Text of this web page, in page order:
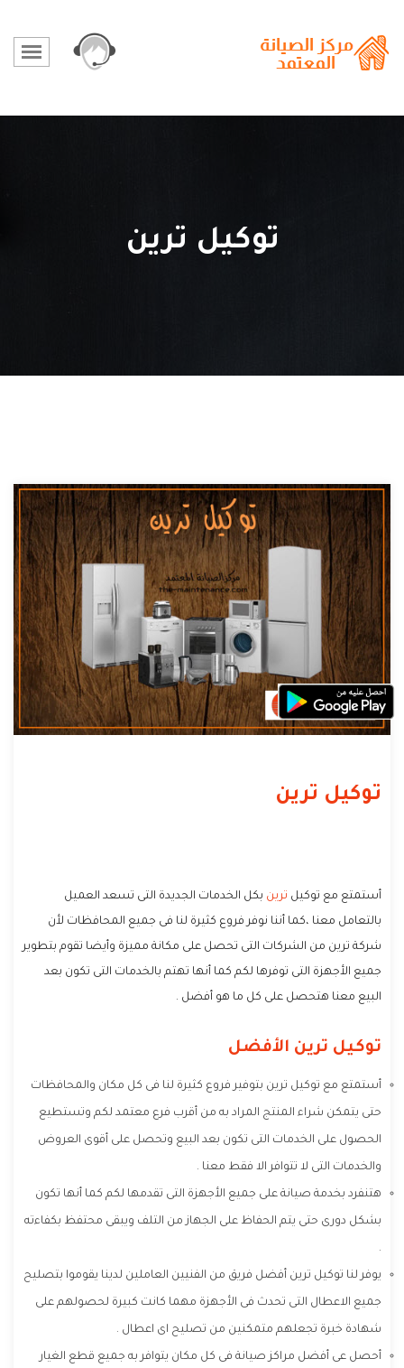
توكيل ترين
توكيل ترين
أستمتع مع توكيل ترين بكل الخدمات الجديدة التى تسعد العميل
بالتعامل معنا ،كما أننا نوفر فروع كثيرة لنا فى جميع المحافظات لأن
شركة ترين من الشركات التى تحصل على مكانة مميزة وأيضا تقوم بتطوير
جميع الأجهزة التى توفرها لكم كما أنها تهتم بالخدمات التى تكون بعد
البيع معنا هتحصل على كل ما هو أفضل .
توكيل ترين الأفضل
أستمتع مع توكيل ترين بتوفير فروع كثيرة لنا فى كل مكان والمحافظات
حتى يتمكن شراء المنتج المراد به من أقرب فرع معتمد لكم وتستطيع
الحصول على الخدمات التى تكون بعد البيع وتحصل على أقوى العروض
والخدمات التى لا تتوافر الا فقط معنا .
هتنفرد بخدمة صيانة على جميع الأجهزة التى تقدمها لكم كما أنها تكون
بشكل دورى حتى يتم الحفاظ على الجهاز من التلف ويبقى محتفظ بكفاءته
.
يوفر لنا توكيل ترين أفضل فريق من الفنيين العاملين لدينا يقوموا بتصليح
جميع الاعطال التى تحدث فى الأجهزة مهما كانت كبيرة لحصولهم على
شهادة خبرة تجعلهم متمكنين من تصليح اى اعطال .
أحصل عى أفضل مراكز صيانة فى كل مكان يتوافر به جميع قطع الغيار